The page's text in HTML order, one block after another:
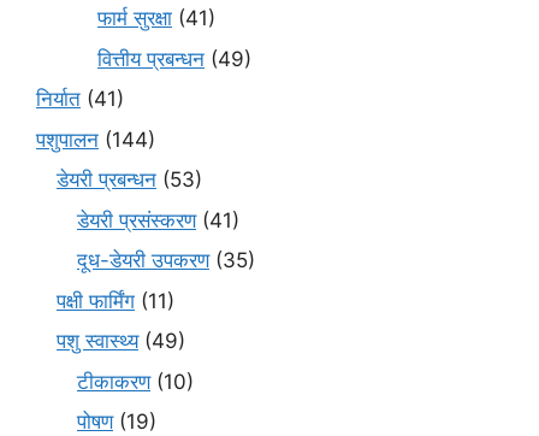
फार्म सुरक्षा (41)
वित्तीय प्रबन्धन (49)
निर्यात (41)
पशुपालन (144)
डेयरी प्रबन्धन (53)
डेयरी प्रसंस्करण(41)
दूध-डेयरी उपकरण(35)
पक्षी फार्मिंग (11)
पशु स्वास्थ्य(49)
टीकाकरण(10)
पोषण(19)